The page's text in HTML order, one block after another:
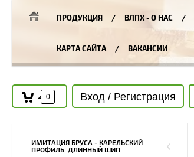
ПРОДУКЦИЯ ВЛПХ - О НАС
КАРТА САЙТА ВАКАНСИИ
0 Вход / Регистрация
ИМИТАЦИЯ БРУСА - КАРЕЛЬСКИЙ
ПРОФИЛЬ. ДЛИННЫЙ ШИП